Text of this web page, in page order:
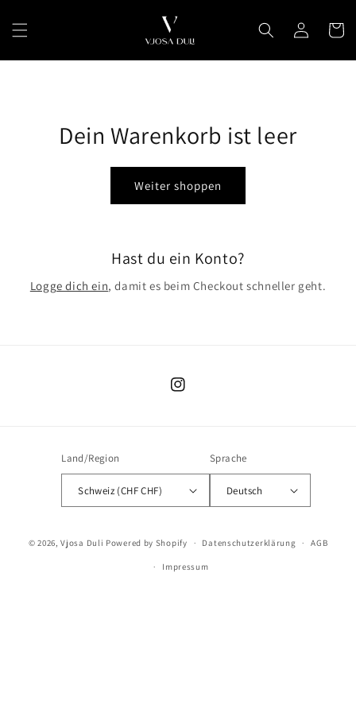
Inhalt
Einloggen
Dein Warenkorb ist leer
Weiter shoppen
Hast du ein Konto?
Logge dich ein, damit es beim Checkout schneller geht.
Instagram
Land/Region
Schweiz (CHF CHF)
Sprache
Deutsch
© 2026,Vjosa Duli Powered by Shopify Datenschutzerklärung AGB
Impressum